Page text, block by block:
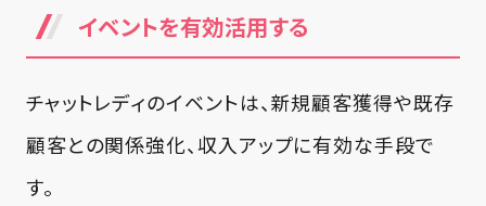
イベントを有効活用する
チャットレディのイベントは、新規顧客獲得や既存
顧客との関係強化、収入アップに有効な手段で
す。